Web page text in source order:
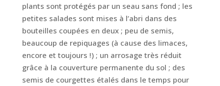
plants sont protégés par un seau sans fond ; les
petites salades sont mises à l’abri dans des
bouteilles coupées en deux ; peu de semis,
beaucoup de repiquages (à cause des limaces,
encore et toujours !) ; un arrosage très réduit
grâce à la couverture permanente du sol ; des
semis de courgettes étalés dans le temps pour